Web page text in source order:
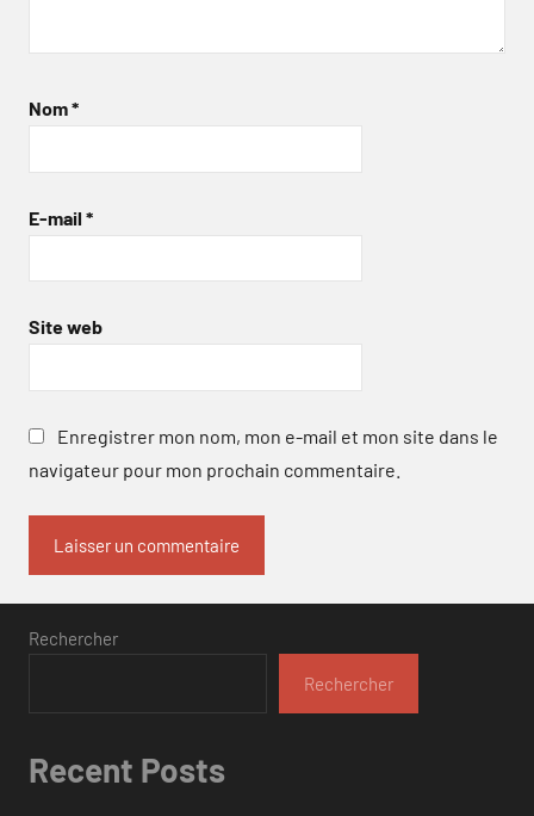
Nom*
E-mail *
Site web
Enregistrer mon nom, mon e-mail et mon site dans le
navigateur pour mon prochain commentaire.
Rechercher
Rechercher
Recent Posts